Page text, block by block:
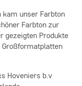
kam unser Farbton
Farbton zur
gezeigten Produkte
Großformatplatten
Hoveniers b.v